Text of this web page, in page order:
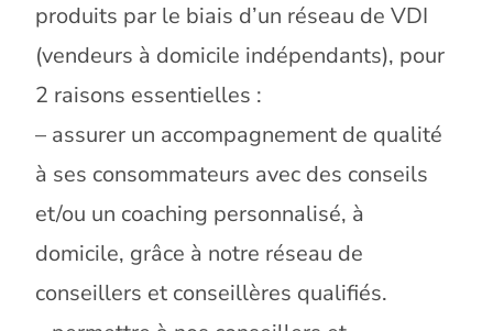
produits par le biais d’un réseau de VDI
(vendeurs à domicile indépendants), pour
2 raisons essentielles :
– assurer un accompagnement de qualité
à ses consommateurs avec des conseils
et/ou un coaching personnalisé, à
domicile, grâce à notre réseau de
conseillers et conseillères qualifiés.